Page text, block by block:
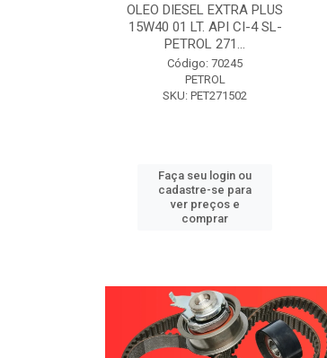
OLEO DIESEL EXTRA PLUS
15W40 01 LT. API CI-4 SL-
PETROL 271...
Código: 70245
PETROL
SKU: PET271502
Faça seu login ou
cadastre-se para
ver preços e
comprar